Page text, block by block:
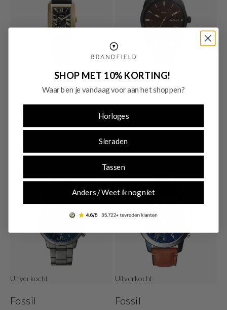
Uitverkocht
Fossil Machine Watch FS5901
€ 127,20
Originele prijs: € 159,00
Uitverkocht
Fossil
Uitverkocht
Fossil
SHOP MET 10% KORTING!
Waar ben je vandaag voor aan het shoppen?
Horloges
Sieraden
Tassen
Anders / Weet ik nog niet